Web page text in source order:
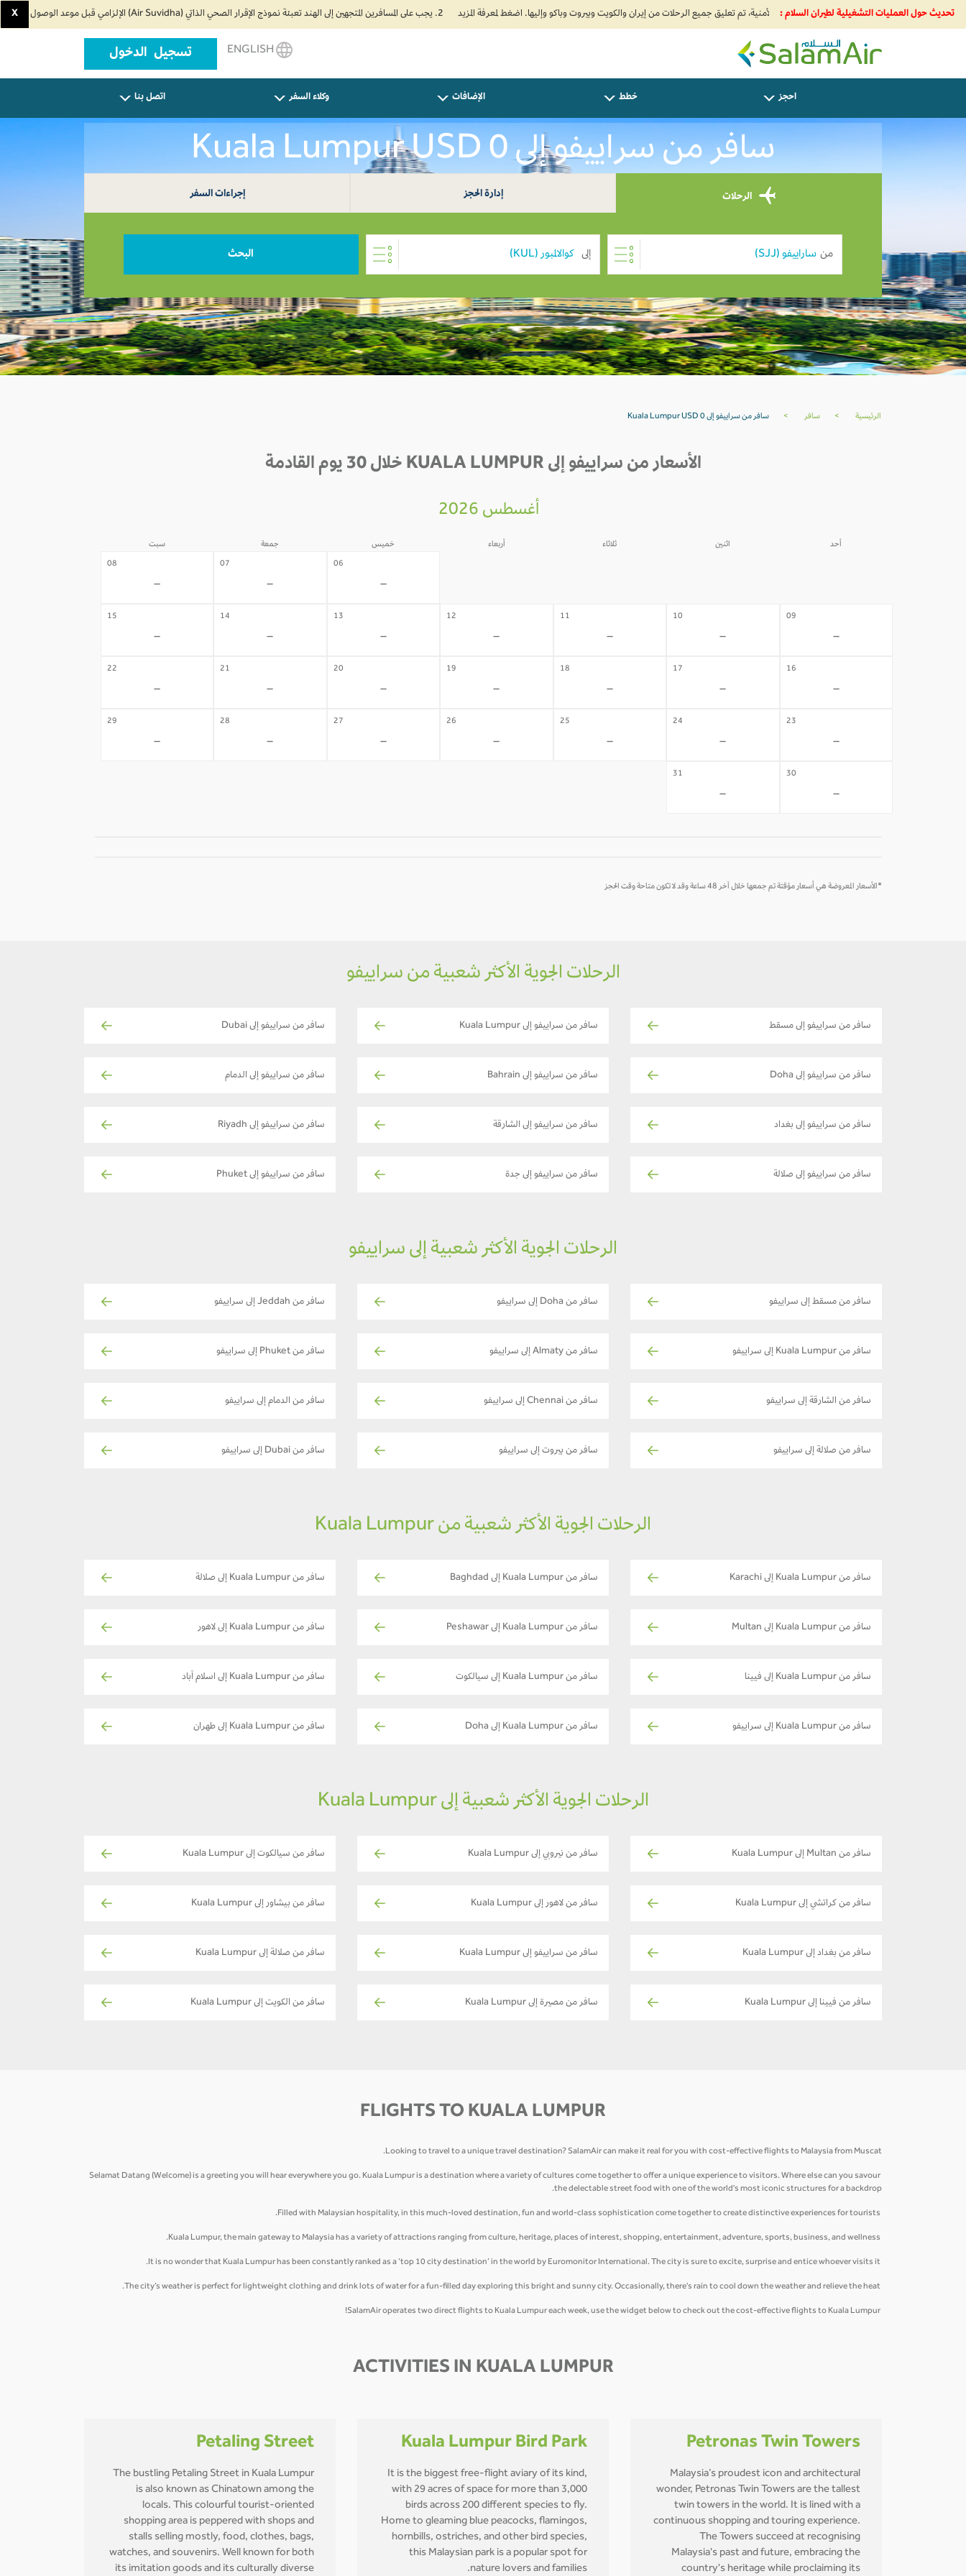
تحديث حول العمليات التشغيلية لطيران السلام : 2. يجب على المسافرين المتجهين إلى الهند تعبئة نموذج الإقرار الصحي الذاتي (Air Suvidha) الإلزامي قبل موعد الوصول بـ 24 ساعة على الأقل. اضغط هنا للدخول إلى بوابة Air Suvidha. X
SalamAir
تسجيل الدخول
احجز خطط الإضافات وكلاء السفر اتصل بنا
سافر من سراييفو إلى Kuala Lumpur USD 0
الرحلات إدارة الحجز إجراءات السفر
من إلى البحث
الرئيسية > سافر > سافر من سراييفو إلى Kuala Lumpur USD 0
الأسعار من سراييفو إلى KUALA LUMPUR خلال 30 يوم القادمة
أغسطس 2026
أحد اثنين ثلاثاء أربعاء خميس جمعة سبت
06
-
07
-
08
-
09
-
10
-
11
-
12
-
13
-
14
-
15
-
16
-
17
-
18
-
19
-
20
-
21
-
22
-
23
-
24
-
25
-
26
-
27
-
28
-
29
-
30
-
31
-
*الأسعار المعروضة هي أسعار مؤقتة تم جمعها خلال آخر 48 ساعة وقد لا تكون متاحة وقت الحجز
الرحلات الجوية الأكثر شعبية من سراييفو
سافر من سراييفو إلى مسقط سافر من سراييفو إلى Kuala Lumpur سافر من سراييفو إلى Dubai
سافر من سراييفو إلى Doha سافر من سراييفو إلى Bahrain سافر من سراييفو إلى الدمام
سافر من سراييفو إلى بغداد سافر من سراييفو إلى الشارقة سافر من سراييفو إلى Riyadh
سافر من سراييفو إلى صلالة سافر من سراييفو إلى جدة سافر من سراييفو إلى Phuket
الرحلات الجوية الأكثر شعبية إلى سراييفو
سافر من مسقط إلى سراييفو سافر من Doha إلى سراييفو سافر من Jeddah إلى سراييفو
سافر من Kuala Lumpur إلى سراييفو سافر من Almaty إلى سراييفو سافر من Phuket إلى سراييفو
سافر من الشارقة إلى سراييفو سافر من Chennai إلى سراييفو سافر من الدمام إلى سراييفو
سافر من صلالة إلى سراييفو سافر من بيروت إلى سراييفو سافر من Dubai إلى سراييفو
الرحلات الجوية الأكثر شعبية من Kuala Lumpur
سافر من Kuala Lumpur إلى Karachi سافر من Kuala Lumpur إلى Baghdad سافر من Kuala Lumpur إلى صلالة
سافر من Kuala Lumpur إلى Multan سافر من Kuala Lumpur إلى Peshawar سافر من Kuala Lumpur إلى لاهور
سافر من Kuala Lumpur إلى فيينا سافر من Kuala Lumpur إلى سيالكوت سافر من Kuala Lumpur إلى اسلام آباد
سافر من Kuala Lumpur إلى سراييفو سافر من Kuala Lumpur إلى Doha سافر من Kuala Lumpur إلى طهران
الرحلات الجوية الأكثر شعبية إلى Kuala Lumpur
سافر من Multan إلى Kuala Lumpur سافر من نيروبي إلى Kuala Lumpur سافر من سيالكوت إلى Kuala Lumpur
سافر من كراتشي إلى Kuala Lumpur سافر من لاهور إلى Kuala Lumpur سافر من بيشاور إلى Kuala Lumpur
سافر من بغداد إلى Kuala Lumpur سافر من سراييفو إلى Kuala Lumpur سافر من صلالة إلى Kuala Lumpur
سافر من فيينا إلى Kuala Lumpur سافر من مصيرة إلى Kuala Lumpur سافر من الكويت إلى Kuala Lumpur
FLIGHTS TO KUALA LUMPUR
Looking to travel to a unique travel destination? SalamAir can make it real for you with cost-effective flights to Malaysia from Muscat.
Selamat Datang (Welcome) is a greeting you will hear everywhere you go. Kuala Lumpur is a destination where a variety of cultures come together to offer a unique experience to visitors. Where else can you savour
the delectable street food with one of the world's most iconic structures for a backdrop.
ACTIVITIES IN KUALA LUMPUR
Petronas Twin Towers
Malaysia’s proudest icon and architectural
wonder, Petronas Twin Towers are the tallest
twin towers in the world. It is lined with a
continuous shopping and touring experience.
The Towers succeed at recognising
Malaysia's past and future, embracing the
country's heritage while proclaiming its
Kuala Lumpur Bird Park
It is the biggest free-flight aviary of its kind,
with 29 acres of space for more than 3,000
birds across 200 different species to fly.
Home to gleaming blue peacocks, flamingos,
hornbills, ostriches, and other bird species,
this Malaysian park is a popular spot for
nature lovers and families.
Petaling Street
The bustling Petaling Street in Kuala Lumpur
is also known as Chinatown among the
locals. This colourful tourist-oriented
shopping area is peppered with shops and
stalls selling mostly, food, clothes, bags,
watches, and souvenirs. Well known for both
its imitation goods and its culturally diverse